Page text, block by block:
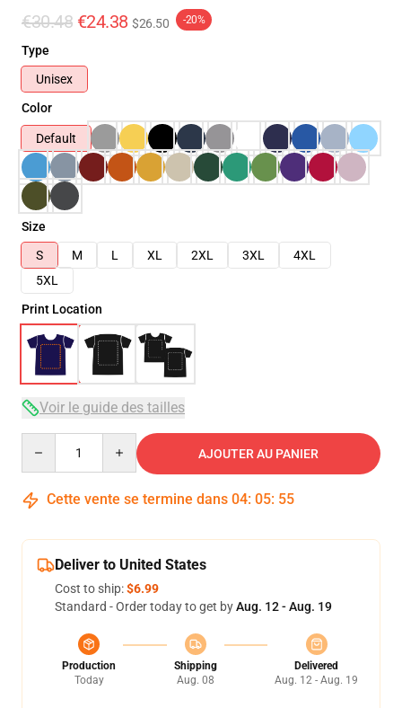
€30.48 €24.38 $26.50 -20%
Type
Unisex
Color
Default
Size
S
M L XL 2XL 3XL
4XL
5XL
Print Location
Voir le guide des tailles
AJOUTER AU PANIER
Cette vente se termine dans 04: 05: 54
Deliver to United States
Cost to ship:$6.99
Standard - Order today to get byAug. 12 - Aug. 19
Production
Today
Shipping
Aug. 08
Delivered
Aug. 12 - Aug. 19